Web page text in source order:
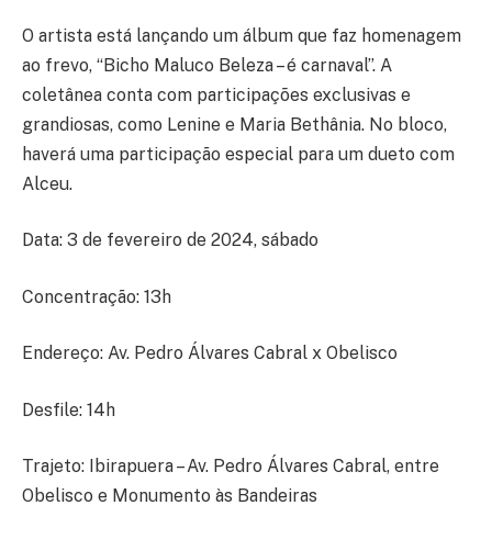
O artista está lançando um álbum que faz homenagem
ao frevo, “Bicho Maluco Beleza – é carnaval”. A
coletânea conta com participações exclusivas e
grandiosas, como Lenine e Maria Bethânia. No bloco,
haverá uma participação especial para um dueto com
Alceu.
Data: 3 de fevereiro de 2024, sábado
Concentração: 13h
Endereço: Av. Pedro Álvares Cabral x Obelisco
Desfile: 14h
Trajeto: Ibirapuera – Av. Pedro Álvares Cabral, entre
Obelisco e Monumento às Bandeiras